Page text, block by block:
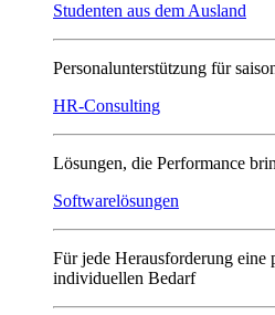
Studenten aus dem Ausland
Personalunterstützung für
HR-Consulting
Lösungen, die Performance
Softwarelösungen
Für jede Herausforderung eine
individuellen Bedarf